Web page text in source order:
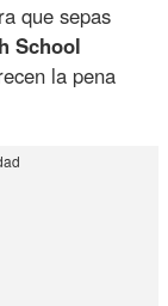
que sepas
School
la pena